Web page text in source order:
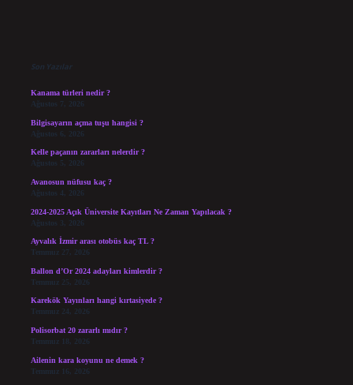
Son Yazılar
Kanama türleri nedir ?
Ağustos 7, 2026
Bilgisayarın açma tuşu hangisi ?
Ağustos 6, 2026
Kelle paçanın zararları nelerdir ?
Ağustos 5, 2026
Avanosun nüfusu kaç ?
Ağustos 4, 2026
2024-2025 Açık Üniversite Kayıtları Ne Zaman Yapılacak ?
Ağustos 3, 2026
Ayvalık İzmir arası otobüs kaç TL ?
Temmuz 27, 2026
Ballon d’Or 2024 adayları kimlerdir ?
Temmuz 25, 2026
Karekök Yayınları hangi kırtasiyede ?
Temmuz 24, 2026
Polisorbat 20 zararlı mıdır ?
Temmuz 18, 2026
Ailenin kara koyunu ne demek ?
Temmuz 16, 2026